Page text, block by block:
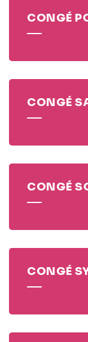
CONGÉ
CONGÉ
CONGÉ
CONGÉ